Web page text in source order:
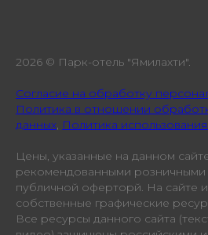
2026 © Парк-отель "Ямилахти".
Cогласие на обработку
Политика в отношении
данных, Политика
Цены, указанные на данном
рекомендованными розничными
публичной оферторй. На сайте
собственные графические
Все ресурсы данного сайта